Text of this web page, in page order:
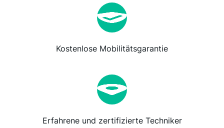
Kostenlose Mobilitätsgarantie
Erfahrene und zertifizierte Techniker